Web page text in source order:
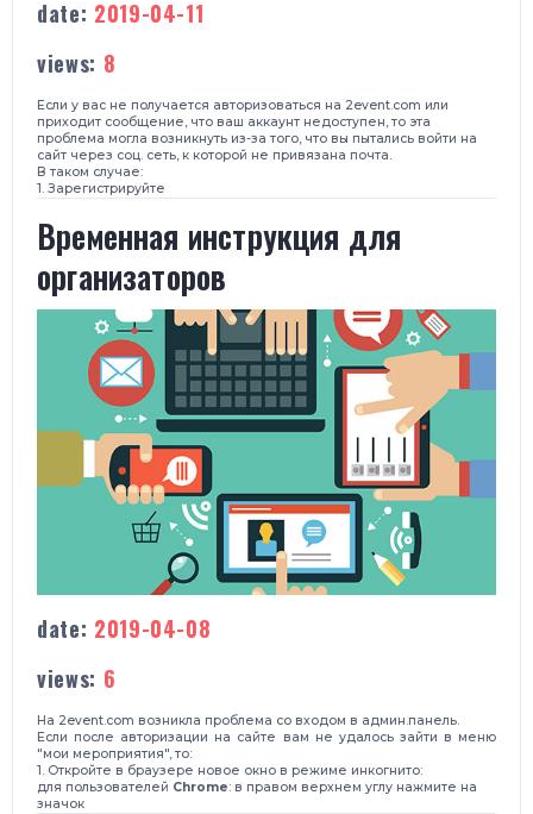
date: 2019-04-11
views: 8
Если у вас не получается авторизоваться на 2event.com или
приходит сообщение, что ваш аккаунт недоступен, то эта
проблема могла возникнуть из-за того, что вы пытались войти на
сайт через соц. сеть, к которой не привязана почта.
В таком случае:
1. Зарегистрируйте
​Временная инструкция для
организаторов
date: 2019-04-08
views: 6
На 2event.com возникла проблема со входом в админ.панель.
Если после авторизации на сайте вам не удалось зайти в меню
"мои мероприятия", то:
1. Откройте в браузере новое окно в режиме инкогнито:
для пользователей Chrome: в правом верхнем углу нажмите на
значок